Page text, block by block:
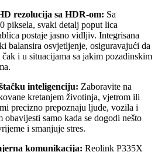
rezolucija sa HDR-om: Sa
piksela, svaki detalj poput lica
postaje jasno vidljiv. Integrisana
balansira osvjetljenje, osiguravajući da
i u situacijama sa jakim pozadinskim
inteligenciju: Zaboravite na
kretanjem životinja, vjetrom ili
precizno prepoznaju ljude, vozila i
samo kada se dogodi nešto
i smanjuje stres.
komunikacija: Reolink P335X